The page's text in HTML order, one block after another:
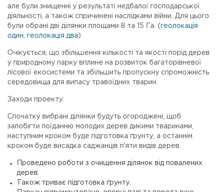
але були знищенні у результаті недбалої господарської
діяльності, а також спричинені наслідками війни. Для цього
були обрані дві ділянки площами 8 та 15 Га. (геолокація
один
геолокація два )
Очікується, що збільшення кількості та якості порід дерев
у природному парку вплине на розвиток багаторівневої
лісової екосистеми та збільшить пропускну спроможність
середовища для випасу травоїдних тварин.
Заходи проекту:
Спочатку вибрані ділянки будуть огороджені, щоб
запобігти поїданню молодих дерев дикими тваринами,
наступним кроком буде підготовка ґрунту, а останнім
кроком буде висадка саджанців п’яти видів дерев.
Проведено роботи з очищення ділянок від повалених
дерев.
Також триває підготовка ґрунту.